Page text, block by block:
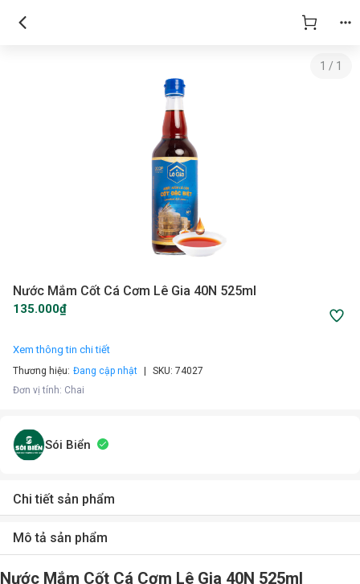
1 / 1
Nước Mắm Cốt Cá Cơm Lê Gia 40N 525ml
135.000₫
Xem thông tin chi tiết
Thương hiệu: Đang cập nhật SKU: 74027
Đơn vị tính: Chai
Sói Biển
Chi tiết sản phẩm
Mô tả sản phẩm
Nước Mắm Cốt Cá Cơm Lê Gia 40N 525ml